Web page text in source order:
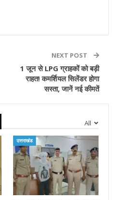
NEXT POST
1 जून से LPG ग्राहकों को बड़ी
राहत! कमर्शियल सिलेंडर होगा
सस्ता, जानें नई कीमतें
All
उत्तराखंड